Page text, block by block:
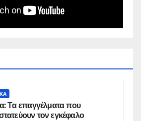
Τα επαγγέλματα που
τον εγκέφαλο